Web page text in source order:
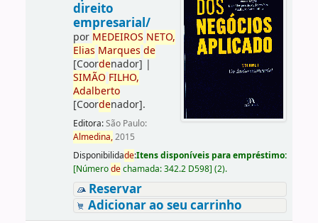
direito
empresarial/
por MEDEIROS NETO,
Elias Marques de
[Coordenador] |
SIMÃO FILHO,
Adalberto
[Coordenador].
Editora:São Paulo:
Almedina,2015
Disponibilidade:Itens disponíveis para empréstimo:
[Númerodechamada:342.2 D598] (2).
Reservar
Adicionar ao seu carrinho